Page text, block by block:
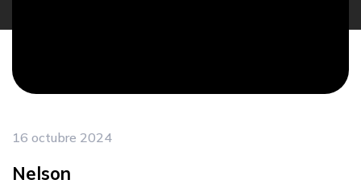
16 octubre 2024
Nelson